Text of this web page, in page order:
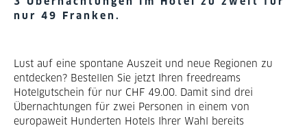
3 Übernachtungen im Hotel zu zweit für
nur 49 Franken.
Lust auf eine spontane Auszeit und neue Regionen zu
entdecken? Bestellen Sie jetzt Ihren freedreams
Hotelgutschein für nur CHF 49.00. Damit sind drei
Übernachtungen für zwei Personen in einem von
europaweit Hunderten Hotels Ihrer Wahl bereits